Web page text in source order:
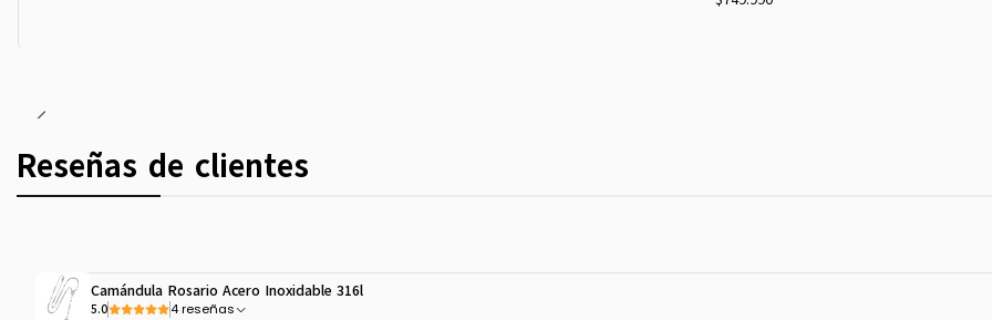
Reseñas de clientes
Camándula Rosario Acero Inoxidable 316l
5.0 4 reseñas